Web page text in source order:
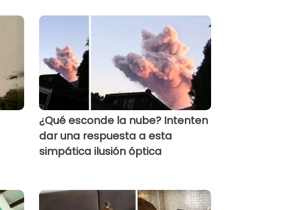
¿Qué esconde la nube? Intenten
dar una respuesta a esta
simpática ilusión óptica